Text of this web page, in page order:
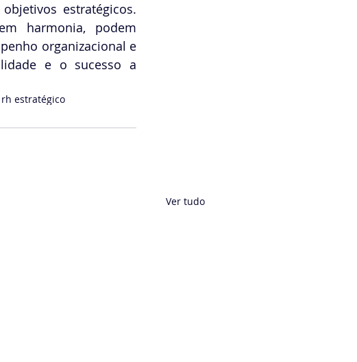
estratégicos.
harmonia, podem
organizacional e
e o sucesso a
rh estratégico
Ver tudo